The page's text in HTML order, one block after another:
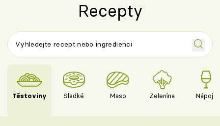
Recepty
Těstoviny Sladké Maso Zelenina Nápoje